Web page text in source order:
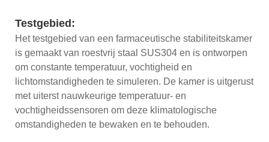
Testgebied:
Het testgebied van een farmaceutische stabiliteitskamer
is gemaakt van roestvrij staal SUS304 en is ontworpen
om constante temperatuur, vochtigheid en
lichtomstandigheden te simuleren. De kamer is uitgerust
met uiterst nauwkeurige temperatuur- en
vochtigheidssensoren om deze klimatologische
omstandigheden te bewaken en te behouden.